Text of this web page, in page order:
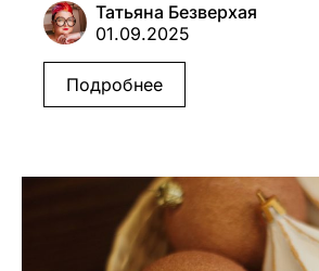
Татьяна Безверхая
01.09.2025
Подробнее